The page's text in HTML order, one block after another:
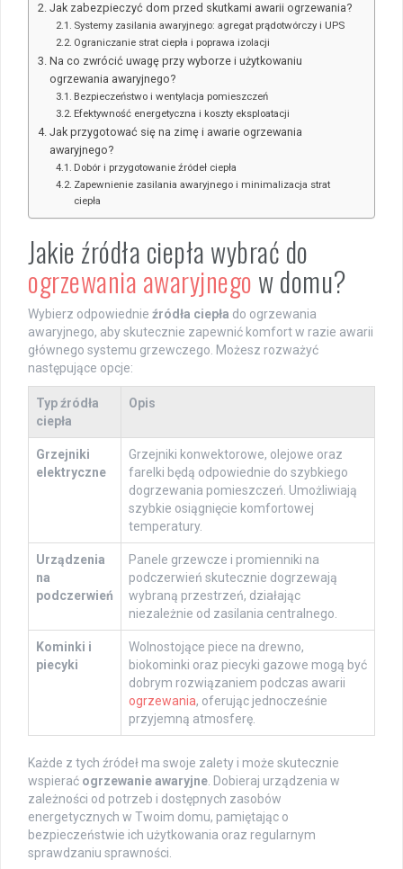
Jak zabezpieczyć dom przed skutkami awarii ogrzewania?
Systemy zasilania awaryjnego: agregat prądotwórczy i UPS
Ograniczanie strat ciepła i poprawa izolacji
Na co zwrócić uwagę przy wyborze i użytkowaniu
ogrzewania awaryjnego?
Bezpieczeństwo i wentylacja pomieszczeń
Efektywność energetyczna i koszty eksploatacji
Jak przygotować się na zimę i awarie ogrzewania
awaryjnego?
Dobór i przygotowanie źródeł ciepła
Zapewnienie zasilania awaryjnego i minimalizacja strat
ciepła
Jakie źródła ciepła wybrać do
ogrzewania awaryjnego w domu?
Wybierz odpowiednie źródła ciepła do ogrzewania
awaryjnego, aby skutecznie zapewnić komfort w razie awarii
głównego systemu grzewczego. Możesz rozważyć
następujące opcje:
Typ źródła
ciepła
Opis
Grzejniki
elektryczne
Grzejniki konwektorowe, olejowe oraz
farelki będą odpowiednie do szybkiego
dogrzewania pomieszczeń. Umożliwiają
szybkie osiągnięcie komfortowej
temperatury.
Urządzenia
na
podczerwień
Panele grzewcze i promienniki na
podczerwień skutecznie dogrzewają
wybraną przestrzeń, działając
niezależnie od zasilania centralnego.
Kominki i
piecyki
Wolnostojące piece na drewno,
biokominki oraz piecyki gazowe mogą być
dobrym rozwiązaniem podczas awarii
ogrzewania, oferując jednocześnie
przyjemną atmosferę.
Każde z tych źródeł ma swoje zalety i może skutecznie
wspierać ogrzewanie awaryjne. Dobieraj urządzenia w
zależności od potrzeb i dostępnych zasobów
energetycznych w Twoim domu, pamiętając o
bezpieczeństwie ich użytkowania oraz regularnym
sprawdzaniu sprawności.